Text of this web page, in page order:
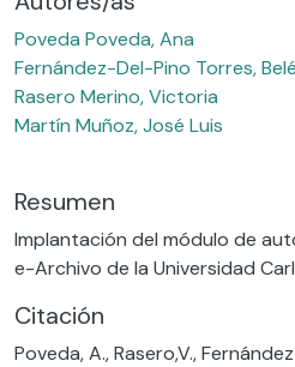
Poveda Poveda, Ana
Fernández-Del-Pino Torres,
Rasero Merino, Victoria
Martín Muñoz, José Luis
Resumen
Implantación del módulo de
e-Archivo de la Universidad
Citación
Poveda, A., Rasero,V.,